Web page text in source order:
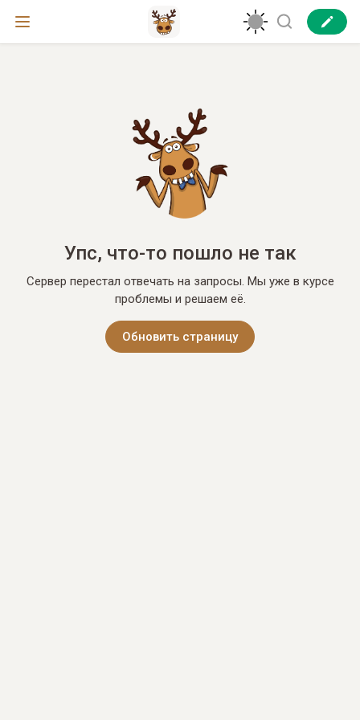
Упс, что-то пошло не так
Сервер перестал отвечать на запросы. Мы уже в курсе
проблемы и решаем её.
Обновить страницу